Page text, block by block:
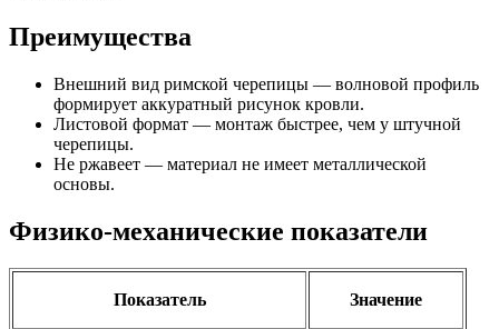
Преимущества
Внешний вид римской черепицы — волновой профиль
формирует аккуратный рисунок кровли.
Листовой формат — монтаж быстрее, чем у штучной
черепицы.
Не ржавеет — материал не имеет металлической
основы.
Физико-механические показатели
Показатель Значение